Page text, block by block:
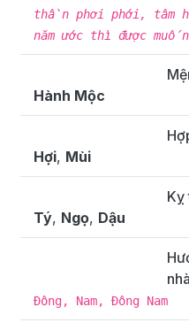
thần phơi phới, tâm
năm ước thì được
Hành Mộc
Hợi, Mùi
Kỵ
Tý, Ngọ, Dậu
Đông, Nam, Đông Nam